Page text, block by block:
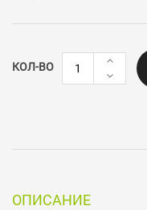
КОЛ-ВО
Количество
Motoland
CRF250
ОПИСАНИЕ